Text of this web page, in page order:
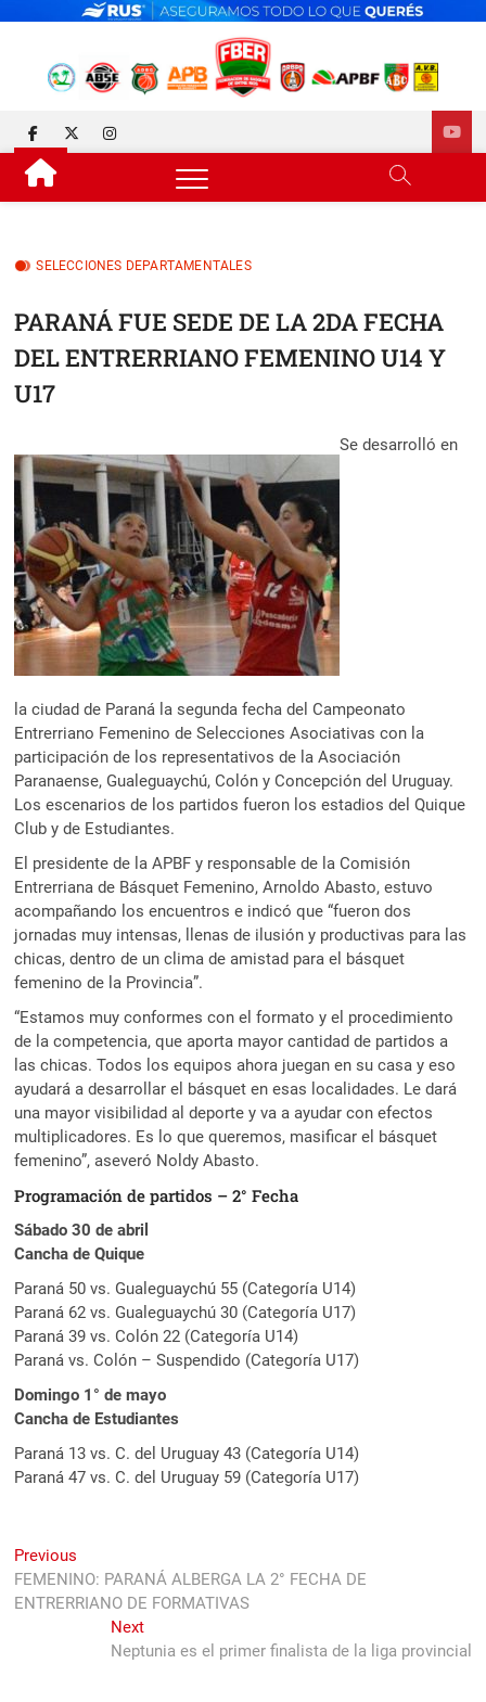
FEDERACIÓN DE BÁSQUET
DE ENTRE RÍOS
facebook
twitterinstagram
SELECCIONES DEPARTAMENTALES
PARANÁ FUE SEDE DE LA 2DA FECHA
DEL ENTRERRIANO FEMENINO U14 Y
U17
Se desarrolló en
la ciudad de Paraná la segunda fecha del Campeonato
Entrerriano Femenino de Selecciones Asociativas con la
participación de los representativos de la Asociación
Paranaense, Gualeguaychú, Colón y Concepción del Uruguay.
Los escenarios de los partidos fueron los estadios del Quique
Club y de Estudiantes.
El presidente de la APBF y responsable de la Comisión
Entrerriana de Básquet Femenino, Arnoldo Abasto, estuvo
acompañando los encuentros e indicó que “fueron dos
jornadas muy intensas, llenas de ilusión y productivas para las
chicas, dentro de un clima de amistad para el básquet
femenino de la Provincia”.
“Estamos muy conformes con el formato y el procedimiento
de la competencia, que aporta mayor cantidad de partidos a
las chicas. Todos los equipos ahora juegan en su casa y eso
ayudará a desarrollar el básquet en esas localidades. Le dará
una mayor visibilidad al deporte y va a ayudar con efectos
multiplicadores. Es lo que queremos, masificar el básquet
femenino”, aseveró Noldy Abasto.
Programación de partidos – 2° Fecha
Sábado 30 de abril
Cancha de Quique
Paraná 50 vs. Gualeguaychú 55 (Categoría U14)
Paraná 62 vs. Gualeguaychú 30 (Categoría U17)
Paraná 39 vs. Colón 22 (Categoría U14)
Paraná vs. Colón – Suspendido (Categoría U17)
Domingo 1° de mayo
Cancha de Estudiantes
Paraná 13 vs. C. del Uruguay 43 (Categoría U14)
Paraná 47 vs. C. del Uruguay 59 (Categoría U17)
Navegación
de
Previous
post:
FEMENINO: PARANÁ ALBERGA LA 2° FECHA DE
ENTRERRIANO DE FORMATIVAS
NextNext
post:
Neptunia es el primer finalista de la liga provincial